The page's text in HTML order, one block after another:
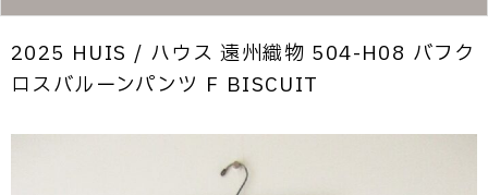
2025 HUIS / ハウス 遠州織物 504-H08 バフク
ロスバルーンパンツ F BISCUIT